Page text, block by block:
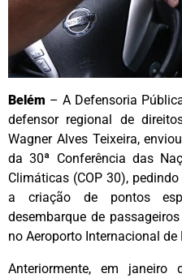
Belém – A Defensoria
defensor regional de
Wagner Alves Teixeira,
da 30ª Conferência das
Climáticas (COP 30),
a criação de pontos
desembarque de
no Aeroporto Internacional de
Anteriormente, em